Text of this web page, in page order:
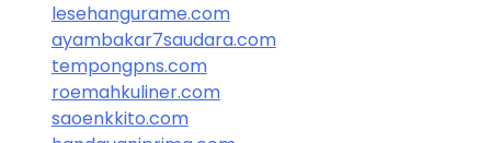
lesehangurame.com
ayambakar7saudara.com
tempongpns.com
roemahkuliner.com
saoenkkito.com